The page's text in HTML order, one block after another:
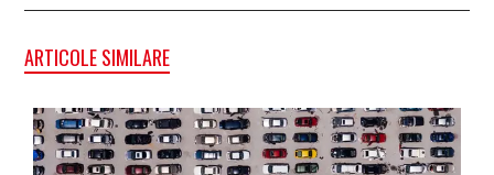
ARTICOLE SIMILARE